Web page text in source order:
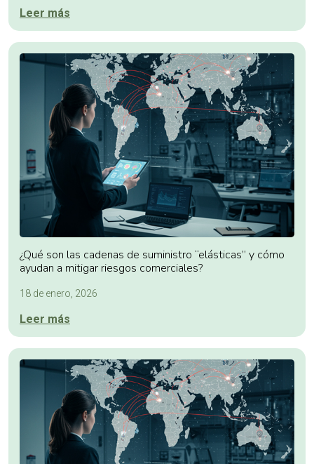
Leer más
¿Qué son las cadenas de suministro “elásticas” y cómo
ayudan a mitigar riesgos comerciales?
18 de enero, 2026
Leer más